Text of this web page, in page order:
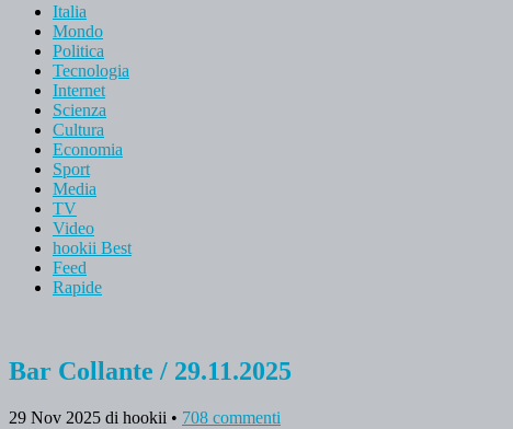
Italia
Mondo
Politica
Tecnologia
Internet
Scienza
Cultura
Economia
Sport
Media
TV
Video
hookii Best
Feed
Rapide
Bar Collante / 29.11.2025
29 Nov 2025 di hookii • 708 commenti